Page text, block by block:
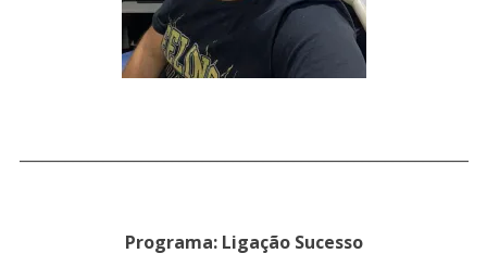
Programa: Ligação Sucesso